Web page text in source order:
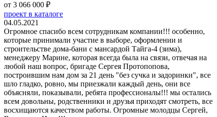
от 3 066 000 ₽
проект в каталоге
04.05.2021
Огромное спасибо всем сотрудникам компании!!! особенно,
которые принимали участие в выборе, оформлении и
строительстве дома-бани с мансардой Тайга-4 (зима),
менеджеру Марине, которая всегда была на связи, отвечая на
любой наш вопрос, бригаде Сергея Протопопова,
построившим нам дом за 21 день "без сучка и задоринки", все
шло гладко, ровно, мы приезжали каждый день, они все
объясняли, показывали, ребята профессионалы!!! мы остались
всем довольны, родственники и друзья приходят смотреть, все
восхищаются качеством работы. Огромные молодцы Сергей,